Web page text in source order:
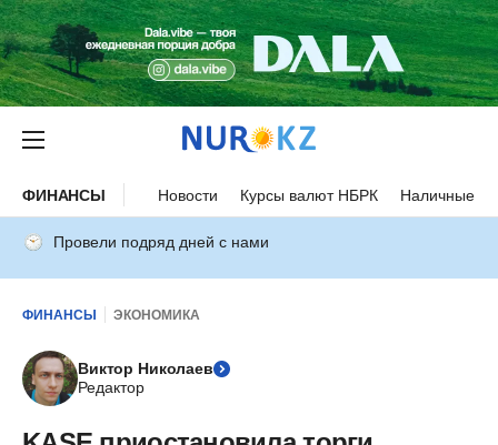
ФИНАНСЫ Новости Курсы валют НБРК Наличные
Провели подряд дней с нами
ФИНАНСЫ ЭКОНОМИКА
Виктор Николаев
Редактор